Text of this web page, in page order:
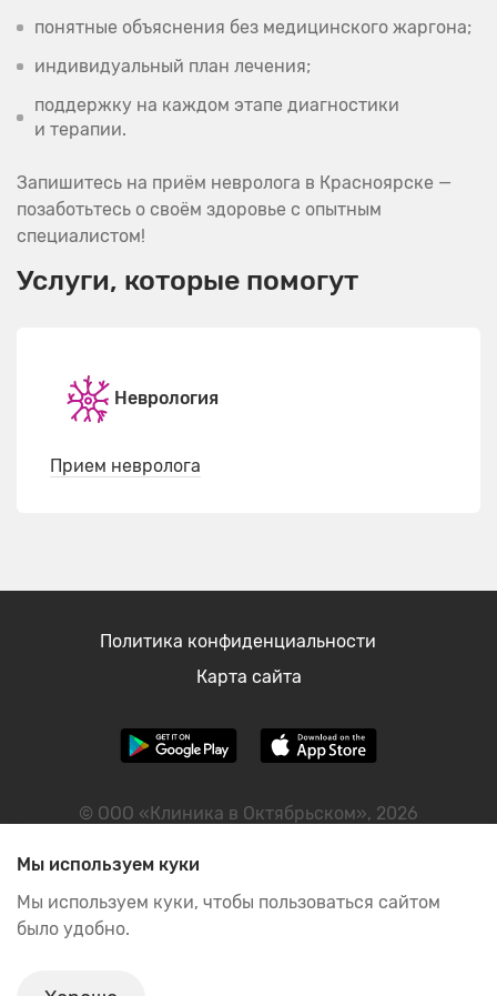
понятные объяснения без медицинского жаргона;
индивидуальный план лечения;
поддержку на каждом этапе диагностики
и терапии.
Запишитесь на приём невролога в Красноярске —
позаботьтесь о своём здоровье с опытным
специалистом!
Услуги, которые помогут
Неврология
Прием невролога
© ООО «Клиника в Октябрьском», 2026
Политика конфиденциальности
Карта сайта
Мы используем куки
Мы используем куки, чтобы пользоваться сайтом
было удобно.